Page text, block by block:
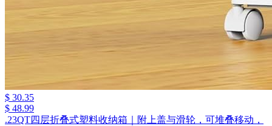
$ 30.35
$ 48.99
.23QT四层折叠式塑料收纳箱｜附上盖与滑轮，可堆叠移动，